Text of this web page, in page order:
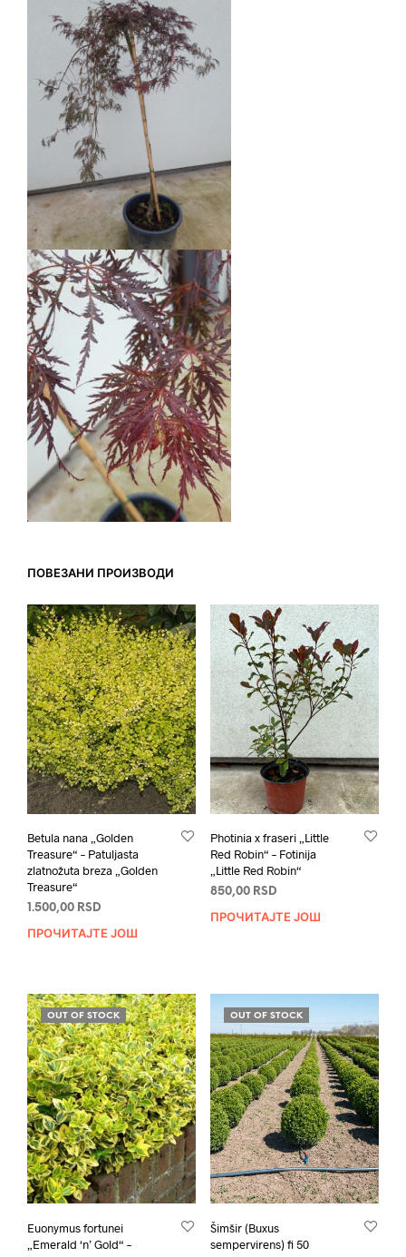
ПОВЕЗАНИ ПРОИЗВОДИ
Betula nana „Golden
Treasure“ – Patuljasta
zlatnožuta breza „Golden
Treasure“
1.500,00 RSD
ПРОЧИТАЈТЕ ЈОШ
Photinia x fraseri „Little
Red Robin“ – Fotinija
„Little Red Robin“
850,00 RSD
ПРОЧИТАЈТЕ ЈОШ
OUT OF STOCK
Euonymus fortunei
„Emerald ‘n’ Gold“ –
OUT OF STOCK
Šimšir (Buxus
sempervirens) fi 50